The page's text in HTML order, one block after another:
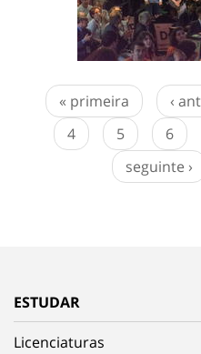
« primeira ‹
4
5 6
seguinte ›
ESTUDAR
Licenciaturas